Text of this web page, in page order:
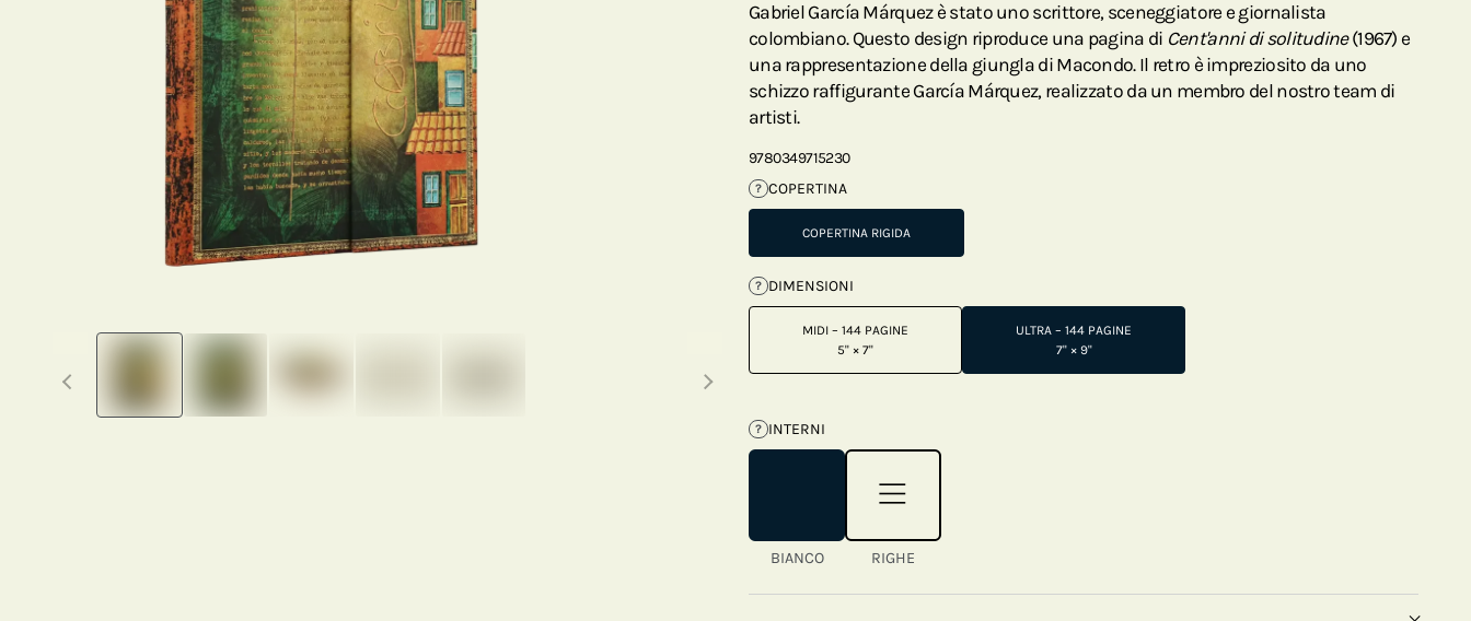
Previous thumbnails
Gabriel García Márquez è stato uno scrittore, sceneggiatore e giornalista
colombiano. Questo design riproduce una pagina di Cent'anni di solitudine(1967) e
una rappresentazione della giungla di Macondo. Il retro è impreziosito da uno
schizzo raffigurante García Márquez, realizzato da un membro del nostro team di
artisti.
9780349715230
? COPERTINA
COPERTINA RIGIDA
? DIMENSIONI
MIDI – 144 PAGINE
5" × 7"
ULTRA – 144 PAGINE
7" × 9"
? INTERNI
BIANCO RIGHE